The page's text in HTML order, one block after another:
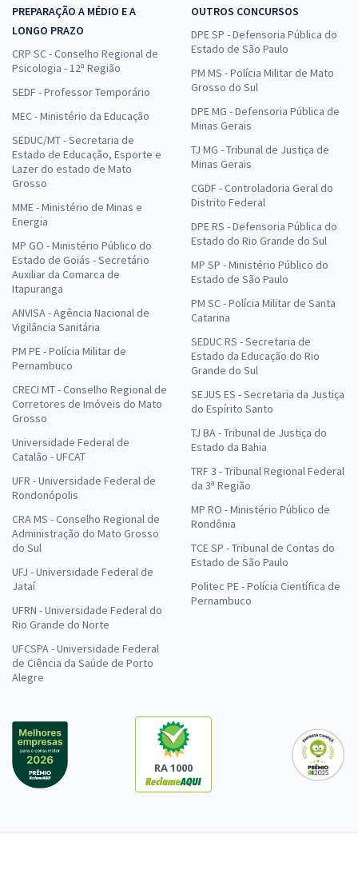
PREPARAÇÃO A MÉDIO E A
LONGO PRAZO
CRP SC - Conselho Regional de
Psicologia - 12ª Região
SEDF - Professor Temporário
MEC - Ministério da Educação
SEDUC/MT - Secretaria de
Estado de Educação, Esporte e
Lazer do estado de Mato
Grosso
MME - Ministério de Minas e
Energia
MP GO - Ministério Público do
Estado de Goiás - Secretário
Auxiliar da Comarca de
Itapuranga
ANVISA - Agência Nacional de
Vigilância Sanitária
PM PE - Polícia Militar de
Pernambuco
CRECI MT - Conselho Regional de
Corretores de Imóveis do Mato
Grosso
Universidade Federal de
Catalão - UFCAT
UFR - Universidade Federal de
Rondonópolis
CRA MS - Conselho Regional de
Administração do Mato Grosso
do Sul
UFJ - Universidade Federal de
Jataí
UFRN - Universidade Federal do
Rio Grande do Norte
UFCSPA - Universidade Federal
de Ciência da Saúde de Porto
Alegre
OUTROS CONCURSOS
DPE SP - Defensoria Pública do
Estado de São Paulo
PM MS - Polícia Militar de Mato
Grosso do Sul
DPE MG - Defensoria Pública de
Minas Gerais
TJ MG - Tribunal de Justiça de
Minas Gerais
CGDF - Controladoria Geral do
Distrito Federal
DPE RS - Defensoria Pública do
Estado do Rio Grande do Sul
MP SP - Ministério Público do
Estado de São Paulo
PM SC - Polícia Militar de Santa
Catarina
SEDUC RS - Secretaria de
Estado da Educação do Rio
Grande do Sul
SEJUS ES - Secretaria da Justiça
do Espírito Santo
TJ BA - Tribunal de Justiça do
Estado da Bahia
TRF 3 - Tribunal Regional Federal
da 3ª Região
MP RO - Ministério Público de
Rondônia
TCE SP - Tribunal de Contas do
Estado de São Paulo
Politec PE - Polícia Científica de
Pernambuco
RA 1000